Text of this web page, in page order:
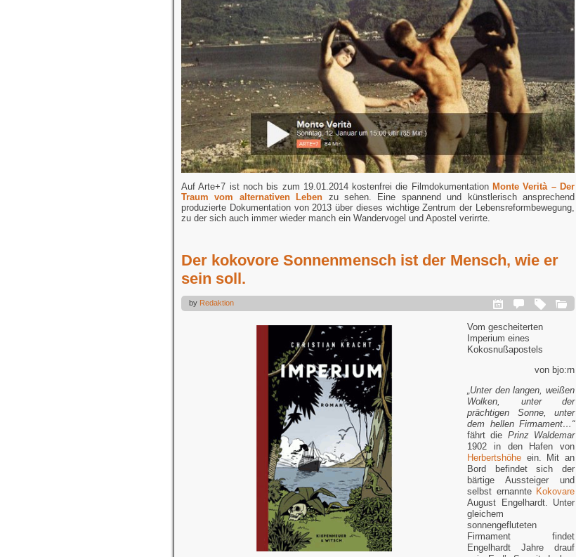
Auf Arte+7 ist noch bis zum 19.01.2014 kostenfrei die Filmdokumentation Monte Verità – Der
Traum vom alternativen Leben zu sehen. Eine spannend und künstlerisch ansprechend
produzierte Dokumentation von 2013 über dieses wichtige Zentrum der Lebensreformbewegung,
zu der sich auch immer wieder manch ein Wandervogel und Apostel verirrte.
Der kokovore Sonnenmensch ist der Mensch, wie er
sein soll.
by Redaktion
Vom gescheiterten
Imperium eines
Kokosnußapostels
von bjo:rn
„Unter den langen, weißen
Wolken, unter der
prächtigen Sonne, unter
dem hellen Firmament…“
fährt die Prinz Waldemar
1902 in den Hafen von
Herbertshöhe ein. Mit an
Bord befindet sich der
bärtige Aussteiger und
selbst ernannte Kokovare
August Engelhardt. Unter
gleichem
sonnengefluteten
Firmament findet
Engelhardt Jahre drauf